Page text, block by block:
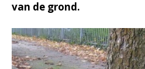
van de grond.